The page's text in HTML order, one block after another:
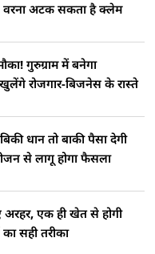
वरना अटक सकता है क्लेम
गुरुग्राम में बनेगा
खुलेंगे रोजगार-बिजनेस के रास्ते
धान तो बाकी पैसा देगी
से लागू होगा फैसला
एक ही खेत से होगी
सही तरीका